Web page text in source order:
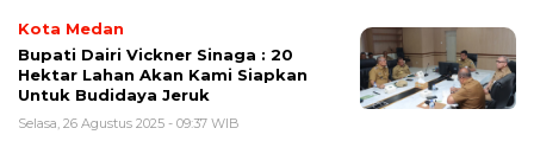
Kota Medan
Bupati Dairi Vickner Sinaga : 20
Hektar Lahan Akan Kami Siapkan
Untuk Budidaya Jeruk
Selasa, 26 Agustus 2025 - 09:37 WIB